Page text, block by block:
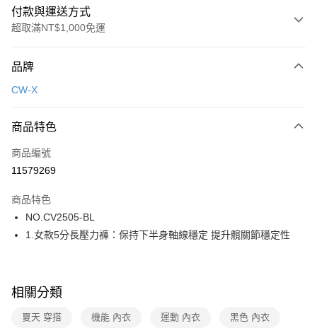
付款與運送方式
超取滿NT$1,000免運
信用卡一次付款
LINE Pay
街口支付
運送方式
全家取貨付款
每筆NT$80，滿NT$1,000(含以上)免運費
品牌
CW-X
商品特色
商品編號
11579269
商品特色
NO.CV2505-BL
1.女款5分長壓力褲：保持下半身軸線穩定 提升髖關節穩定性
相關分類
夏天 穿搭 機能 內衣 運動 內衣 黑色 內衣